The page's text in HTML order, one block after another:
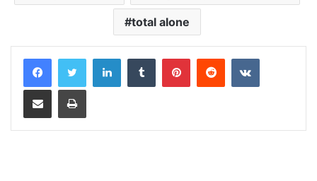
total alone
LinkedInTumblrPinterestRedditVKontakte
Distribuie prin mail Tipărește